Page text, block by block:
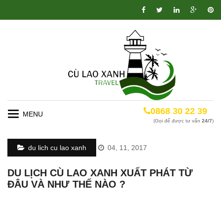
Toggle
0868 30 22 39
(Gọi để được tư vấn 24/7)
du lich cu lao xanh 04, 11, 2017
DU LỊCH CÙ LAO XANH XUẤT PHÁT TỪ
ĐÂU VÀ NHƯ THẾ NÀO ?